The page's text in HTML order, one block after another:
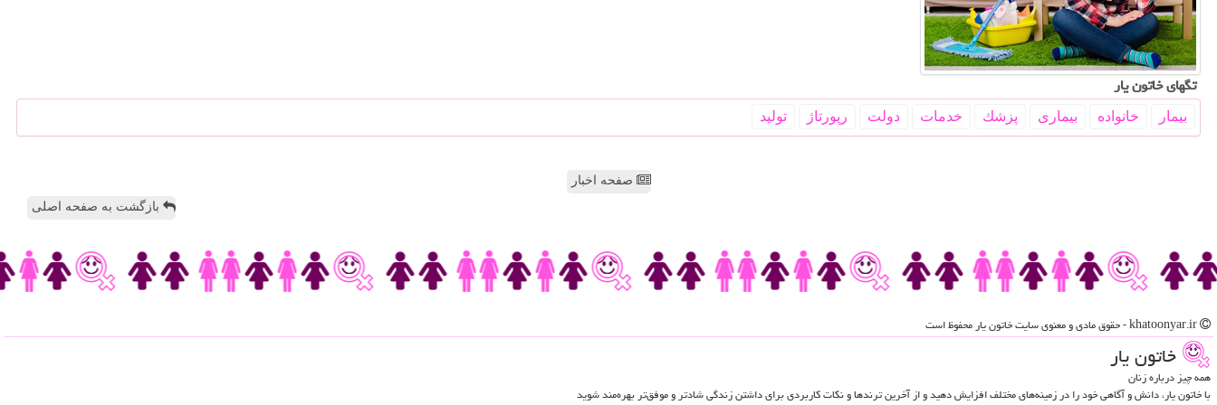
تگهای خاتون یار
بیمار خانواده بیماری پزشك خدمات دولت رپورتاژ تولید
صفحه اخبار
بازگشت به صفحه اصلی
خاتون یار
همه چیز درباره زنان
با خاتون یار، دانش و آگاهی خود را در زمینه‌های مختلف افزایش دهید و از آخرین ترندها و نکات کاربردی برای داشتن زندگی شادتر و موفق‌تر بهره‌مند شوید